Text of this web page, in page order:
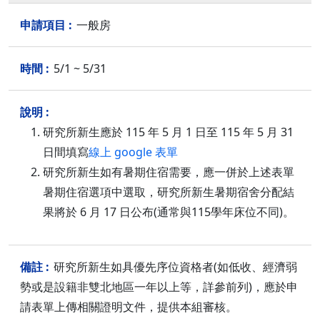
一般房
5/1 ~ 5/31
研究所新生應於 115 年 5 月 1 日至 115 年 5 月 31
日間填寫線上 google 表單
研究所新生如有暑期住宿需要，應一併於上述表單
暑期住宿選項中選取，研究所新生暑期宿舍分配結
果將於 6 月 17 日公布(通常與115學年床位不同)。
研究所新生如具優先序位資格者(如低收、經濟弱
勢或是設籍非雙北地區一年以上等，詳參前列)，應於申
請表單上傳相關證明文件，提供本組審核。